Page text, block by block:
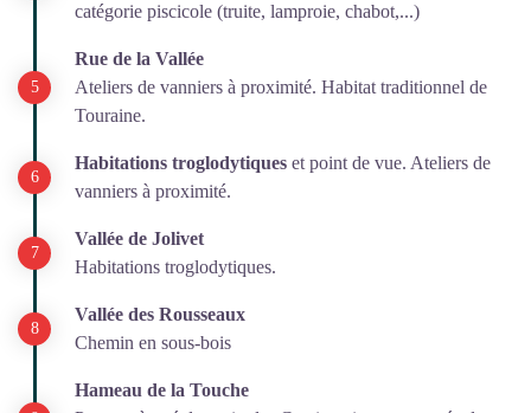
catégorie piscicole (truite, lamproie, chabot,...)
Rue de la Vallée
Ateliers de vanniers à proximité. Habitat traditionnel de
Touraine.
Habitations troglodytiques et point de vue. Ateliers de
vanniers à proximité.
Vallée de Jolivet
Habitations troglodytiques.
Vallée des Rousseaux
Chemin en sous-bois
Hameau de la Touche